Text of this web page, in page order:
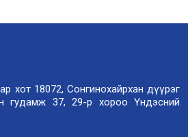
хот 18072, Сонгинохайрхан дүүрэг
гудамж 37, 29-р хороо Үндэсний